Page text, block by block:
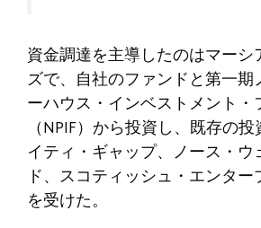
資金調達を主導したのはマーシ
ズで、自社のファンドと第一期
ーハウス・インベストメント・
（NPIF）から投資し、既存の
イティ・ギャップ、ノース・
ド、スコティッシュ・エンタ
を受けた。